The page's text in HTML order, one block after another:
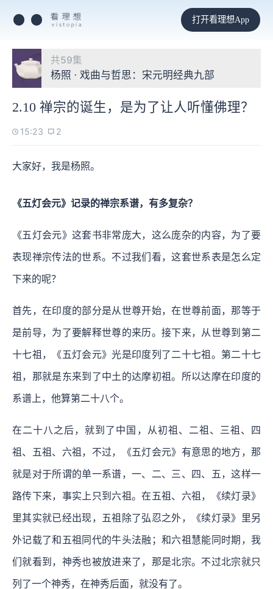
打开看理想App
共59集
杨照 · 戏曲与哲思：宋元明经典九部
2.10 禅宗的诞生，是为了让人听懂佛理？
15:23 2
大家好，我是杨照。
《五灯会元》记录的禅宗系谱，有多复杂？
《五灯会元》这套书非常庞大，这么庞杂的内容，为了要
表现禅宗传法的世系。不过我们看，这套世系表是怎么定
下来的呢？
首先，在印度的部分是从世尊开始，在世尊前面，那等于
是前导，为了要解释世尊的来历。接下来，从世尊到第二
十七祖，《五灯会元》光是印度列了二十七祖。第二十七
祖，那就是东来到了中土的达摩初祖。所以达摩在印度的
系谱上，他算第二十八个。
在二十八之后，就到了中国，从初祖、二祖、三祖、四
祖、五祖、六祖，不过，《五灯会元》有意思的地方，那
就是对于所谓的单一系谱，一、二、三、四、五，这样一
路传下来，事实上只到六祖。在五祖、六祖，《续灯录》
里其实就已经出现，五祖除了弘忍之外，《续灯录》里另
外记载了和五祖同代的牛头法融；和六祖慧能同时期，我
们就看到，神秀也被放进来了，那是北宗。不过北宗就只
列了一个神秀，在神秀后面，就没有了。